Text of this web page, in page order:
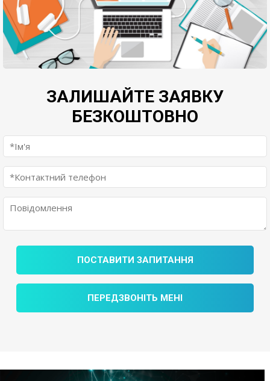
ЗАЛИШАЙТЕ ЗАЯВКУ
БЕЗКОШТОВНО
ПОСТАВИТИ ЗАПИТАННЯ
ПЕРЕДЗВОНІТЬ МЕНІ